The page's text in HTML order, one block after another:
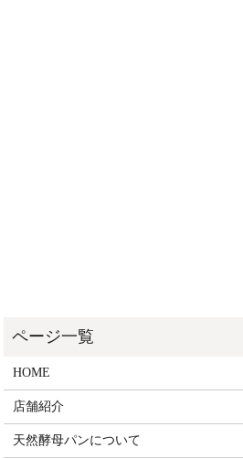
HOME
店舗紹介
天然酵母パンについて